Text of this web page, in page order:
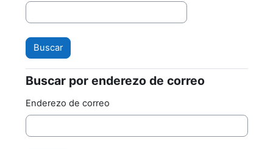
Buscar por enderezo de correo
Buscar por enderezo de correo
Enderezo de correo